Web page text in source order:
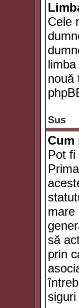
Cele
nouă
Sus
Cum
Pot fi
mare
să
prin